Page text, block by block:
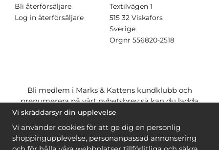
Bli återförsäljare
Log in återförsäljare
Textilvägen 1
515 32 Viskafors
Sverige
Orgnr 556820-2518
Bli medlem i Marks & Kattens kundklubb och
prenumerera på vårt nyhetsbrev så kan du ladda
ner många mönstergratisoch få många
när du handlar garn till mönstret. Du ser vilka som
är
gratis när du är inloggad
Vi skräddarsyr din upplevelse
Vi använder cookies för att ge dig en personlig
shoppingupplevelse, personanpassad annonsering